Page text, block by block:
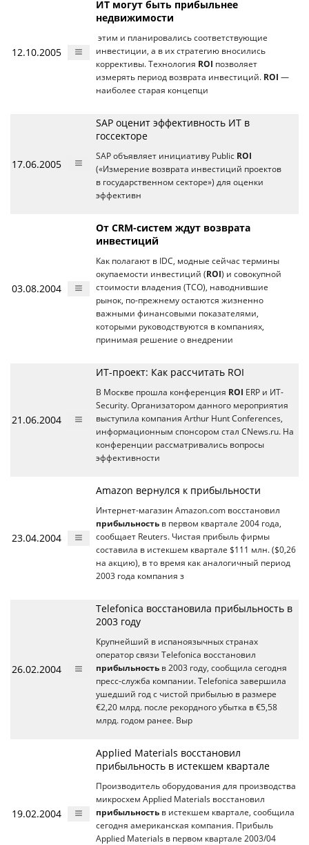
12.10.2005
ИТ могут быть прибыльнее
недвижимости
этим и планировались соответствующие
инвестиции, а в их стратегию вносились
коррективы. Технология ROI позволяет
измерять период возврата инвестиций. ROI —
наиболее старая концепци
17.06.2005
SAP оценит эффективность ИТ в
госсекторе
SAP объявляет инициативу Public ROI
(«Измерение возврата инвестиций проектов
в государственном секторе») для оценки
эффективн
03.08.2004
От CRM-систем ждут возврата
инвестиций
Как полагают в IDC, модные сейчас термины
окупаемости инвестиций (ROI) и совокупной
стоимости владения (TCO), наводнившие
рынок, по-прежнему остаются жизненно
важными финансовыми показателями,
которыми руководствуются в компаниях,
принимая решение о внедрении
21.06.2004
ИТ-проект: Как рассчитать ROI
В Москве прошла конференция ROI ERP и ИТ-
Security. Организатором данного мероприятия
выступила компания Arthur Hunt Conferences,
информационным спонсором стал CNews.ru. На
конференции рассматривались вопросы
эффективности
23.04.2004
Amazon вернулся к прибыльности
Интернет-магазин Amazon.com восстановил
прибыльность в первом квартале 2004 года,
сообщает Reuters. Чистая прибыль фирмы
составила в истекшем квартале $111 млн. ($0,26
на акцию), в то время как аналогичный период
2003 года компания з
26.02.2004
Telefonica восстановила прибыльность в
2003 году
Крупнейший в испаноязычных странах
оператор связи Telefonica восстановил
прибыльность в 2003 году, сообщила сегодня
пресс-служба компании. Telefonica завершила
ушедший год с чистой прибылью в размере
€2,20 млрд. после рекордного убытка в €5,58
млрд. годом ранее. Выр
19.02.2004
Applied Materials восстановил
прибыльность в истекшем квартале
Производитель оборудования для производства
микросхем Applied Materials восстановил
прибыльность в истекшем квартале, сообщила
сегодня американская компания. Прибыль
Applied Materials в первом квартале 2003/04